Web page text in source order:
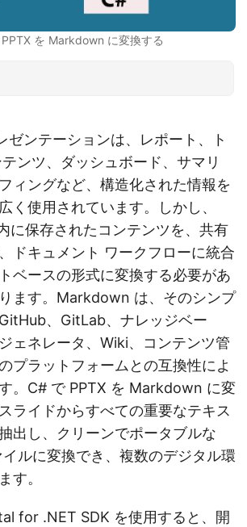
を Markdown に変換する
ンテーションは、レポート、ト
ンツ、ダッシュボード、サマリ
ィングなど、構造化された情報を
く使用されています。しかし、
に保存されたコンテンツを、共有
ドキュメント ワークフローに統合
ベースの形式に変換する必要があ
ます。Markdown は、そのシンプ
、GitLab、ナレッジベー
ェネレータ、Wiki、コンテンツ管
プラットフォームとの互換性によ
。C# で PPTX を Markdown に変
ライドからすべての重要なテキス
出し、クリーンでポータブルな
ルに変換でき、複数のデジタル環
す。
for .NET SDK を使用すると、開